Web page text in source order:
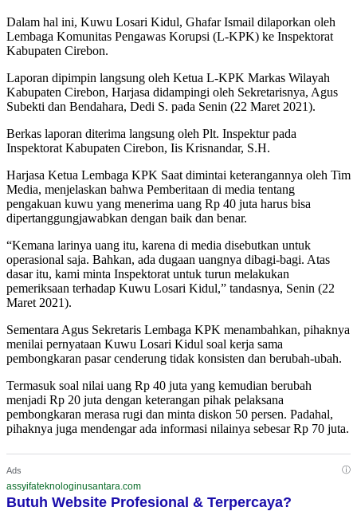
Dalam hal ini, Kuwu Losari Kidul, Ghafar Ismail dilaporkan oleh
Lembaga Komunitas Pengawas Korupsi (L-KPK) ke Inspektorat
Kabupaten Cirebon.
Laporan dipimpin langsung oleh Ketua L-KPK Markas Wilayah
Kabupaten Cirebon, Harjasa didampingi oleh Sekretarisnya, Agus
Subekti dan Bendahara, Dedi S. pada Senin (22 Maret 2021).
Berkas laporan diterima langsung oleh Plt. Inspektur pada
Inspektorat Kabupaten Cirebon, Iis Krisnandar, S.H.
Harjasa Ketua Lembaga KPK Saat dimintai keterangannya oleh Tim
Media, menjelaskan bahwa Pemberitaan di media tentang
pengakuan kuwu yang menerima uang Rp 40 juta harus bisa
dipertanggungjawabkan dengan baik dan benar.
“Kemana larinya uang itu, karena di media disebutkan untuk
operasional saja. Bahkan, ada dugaan uangnya dibagi-bagi. Atas
dasar itu, kami minta Inspektorat untuk turun melakukan
pemeriksaan terhadap Kuwu Losari Kidul,” tandasnya, Senin (22
Maret 2021).
Sementara Agus Sekretaris Lembaga KPK menambahkan, pihaknya
menilai pernyataan Kuwu Losari Kidul soal kerja sama
pembongkaran pasar cenderung tidak konsisten dan berubah-ubah.
Termasuk soal nilai uang Rp 40 juta yang kemudian berubah
menjadi Rp 20 juta dengan keterangan pihak pelaksana
pembongkaran merasa rugi dan minta diskon 50 persen. Padahal,
pihaknya juga mendengar ada informasi nilainya sebesar Rp 70 juta.
Ads ⓘ
assyifateknologinusantara.com
Butuh Website Profesional & Terpercaya?